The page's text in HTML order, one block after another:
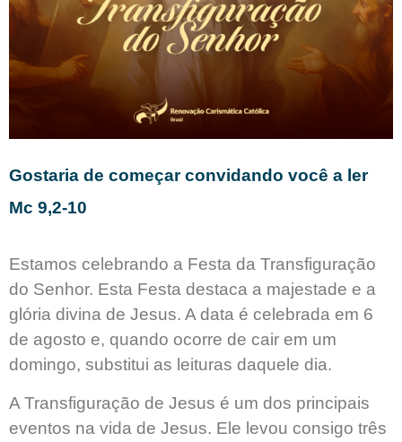
Gostaria de começar convidando você a ler
Mc 9,2-10
Estamos celebrando a Festa da Transfiguração
do Senhor. Esta Festa destaca a majestade e a
glória divina de Jesus. A data é celebrada em 6
de agosto e, quando ocorre de cair em um
domingo, substitui as leituras daquele dia.
A Transfiguração de Jesus é um dos principais
eventos na vida de Jesus. Ele levou consigo três